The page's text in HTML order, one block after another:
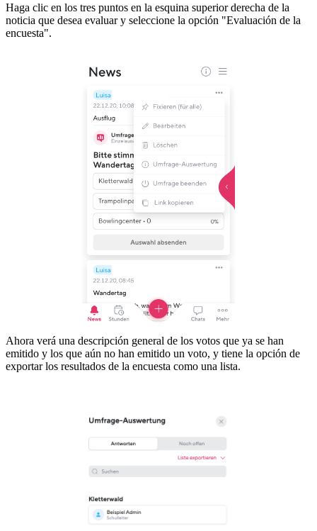
Haga clic en los tres puntos en la esquina superior derecha de la
noticia que desea evaluar y seleccione la opción "Evaluación de la
encuesta".
Ahora verá una descripción general de los votos que ya se han
emitido y los que aún no han emitido un voto, y tiene la opción de
exportar los resultados de la encuesta como una lista.